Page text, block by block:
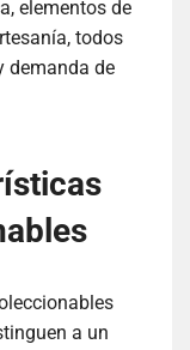
elementos de
todos
demanda de
a un